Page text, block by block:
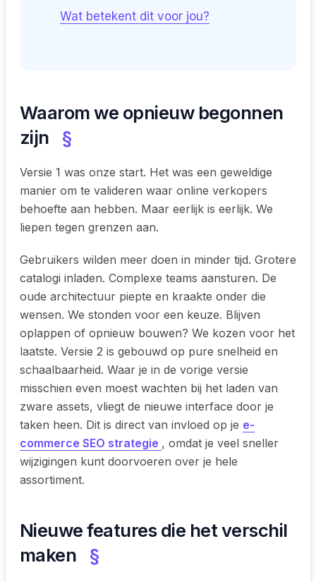
Wat betekent dit voor jou?
Waarom we opnieuw begonnen
zijn
§
Versie 1 was onze start. Het was een geweldige
manier om te valideren waar online verkopers
behoefte aan hebben. Maar eerlijk is eerlijk. We
liepen tegen grenzen aan.
Gebruikers wilden meer doen in minder tijd. Grotere
catalogi inladen. Complexe teams aansturen. De
oude architectuur piepte en kraakte onder die
wensen. We stonden voor een keuze. Blijven
oplappen of opnieuw bouwen? We kozen voor het
laatste. Versie 2 is gebouwd op pure snelheid en
schaalbaarheid. Waar je in de vorige versie
misschien even moest wachten bij het laden van
zware assets, vliegt de nieuwe interface door je
taken heen. Dit is direct van invloed op je e-
commerce SEO strategie , omdat je veel sneller
wijzigingen kunt doorvoeren over je hele
assortiment.
Nieuwe features die het verschil
maken
§